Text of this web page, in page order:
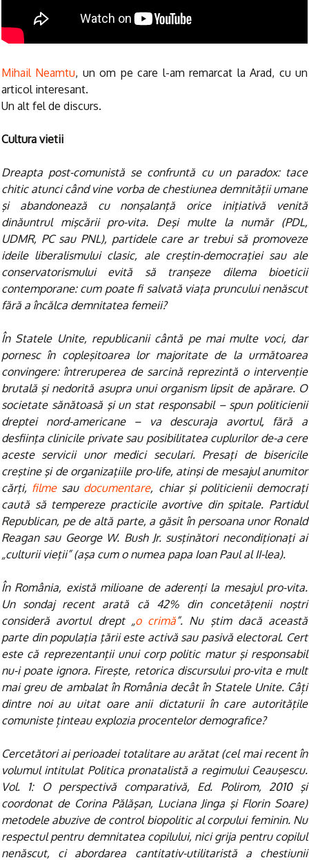
Mihail Neamtu, un om pe care l-am remarcat la Arad, cu un
articol interesant.
Un alt fel de discurs.
Cultura vietii
Dreapta post-comunistă se confruntă cu un paradox: tace
chitic atunci când vine vorba de chestiunea demnităţii umane
şi abandonează cu nonşalanţă orice iniţiativă venită
dinăuntrul mişcării pro-vita. Deşi multe la număr (PDL,
UDMR, PC sau PNL), partidele care ar trebui să promoveze
ideile liberalismului clasic, ale creştin-democraţiei sau ale
conservatorismului evită să tranşeze dilema bioeticii
contemporane: cum poate fi salvată viaţa pruncului nenăscut
fără a încălca demnitatea femeii?
În Statele Unite, republicanii cântă pe mai multe voci, dar
pornesc în copleşitoarea lor majoritate de la următoarea
convingere: întreruperea de sarcină reprezintă o intervenţie
brutală şi nedorită asupra unui organism lipsit de apărare. O
societate sănătoasă şi un stat responsabil – spun politicienii
dreptei nord-americane – va descuraja avortul, fără a
desfiinţa clinicile private sau posibilitatea cuplurilor de-a cere
aceste servicii unor medici seculari. Presaţi de bisericile
creştine şi de organizaţiile pro-life, atinşi de mesajul anumitor
cărţi, filmesau documentare, chiar şi politicienii democraţi
caută să tempereze practicile avortive din spitale. Partidul
Republican, pe de altă parte, a găsit în persoana unor Ronald
Reagan sau George W. Bush Jr. susţinători necondiţionaţi ai
„culturii vieţii” (aşa cum o numea papa Ioan Paul al II-lea).
În România, există milioane de aderenţi la mesajul pro-vita.
Un sondaj recent arată că 42% din concetăţenii noştri
consideră avortul drept „o crimă”. Nu ştim dacă această
parte din populaţia ţării este activă sau pasivă electoral. Cert
este că reprezentanţii unui corp politic matur şi responsabil
nu-i poate ignora. Fireşte, retorica discursului pro-vita e mult
mai greu de ambalat în România decât în Statele Unite. Câți
dintre noi au uitat oare anii dictaturii în care autorităţile
comuniste ținteau explozia procentelor demografice?
Cercetători ai perioadei totalitare au arătat (cel mai recent în
volumul intitulat Politica pronatalistă a regimului Ceauşescu.
Vol. 1: O perspectivă comparativă, Ed. Polirom, 2010 şi
coordonat de Corina Pălăşan, Luciana Jinga şi Florin Soare)
metodele abuzive de control biopolitic al corpului feminin. Nu
respectul pentru demnitatea copilului, nici grija pentru copilul
nenăscut, ci abordarea cantitativ-utilitaristă a chestiunii